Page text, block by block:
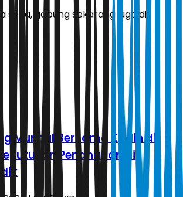
setia, gabung sekarang juga di
Muncul Bersama Kadin di
Penahanan di